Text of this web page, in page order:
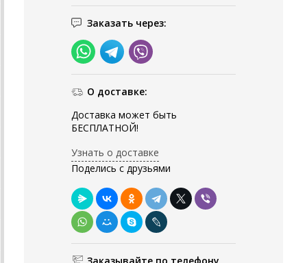
Заказать через:
О доставке:
Доставка может быть
БЕСПЛАТНОЙ!
Узнать о доставке
Поделись с друзьями